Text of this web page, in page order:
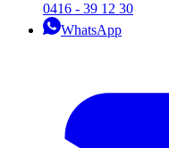
0416 - 39 12 30
WhatsApp